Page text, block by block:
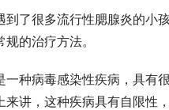
到了很多流行性腮腺炎的小
的治疗方法。
一种病毒感染性疾病，具有
来讲，这种疾病具有自限性